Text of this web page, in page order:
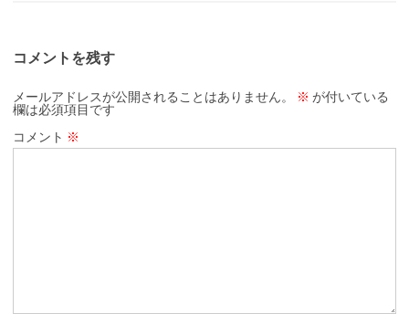
コメントを残す
メールアドレスが公開されることはありません。 ※ が付いている
欄は必須項目です
コメント ※